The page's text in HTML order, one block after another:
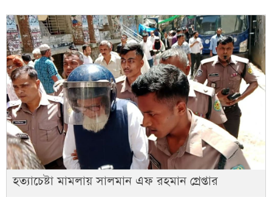
হত্যাচেষ্টা মামলায় সালমান এফ রহমান গ্রেপ্তার